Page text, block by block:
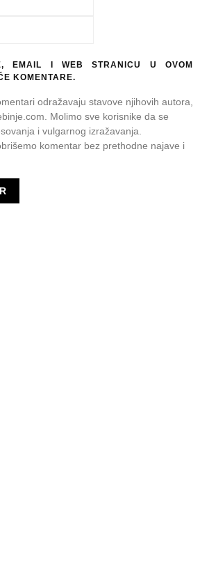
EMAIL I WEB STRANICU U OVOM
KOMENTARE.
odražavaju stavove njihovih autora,
Molimo sve korisnike da se
i vulgarnog izražavanja.
komentar bez prethodne najave i